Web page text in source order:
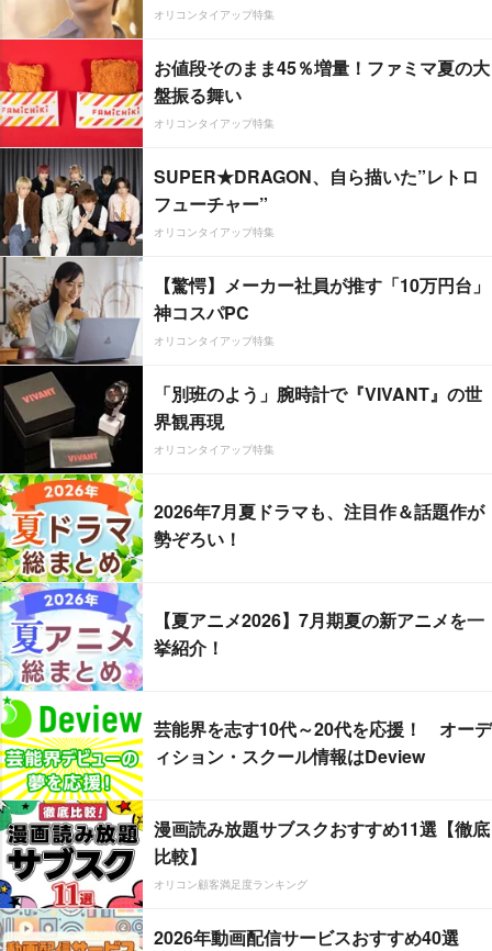
オリコンタイアップ特集
お値段そのまま45％増量！ファミマ夏の大
盤振る舞い
オリコンタイアップ特集
SUPER★DRAGON、自ら描いた”レトロ
フューチャー”
オリコンタイアップ特集
【驚愕】メーカー社員が推す「10万円台」
神コスパPC
オリコンタイアップ特集
「別班のよう」腕時計で『VIVANT』の世
界観再現
オリコンタイアップ特集
2026年7月夏ドラマも、注目作＆話題作が
勢ぞろい！
【夏アニメ2026】7月期夏の新アニメを一
挙紹介！
芸能界を志す10代～20代を応援！ オーデ
ィション・スクール情報はDeview
漫画読み放題サブスクおすすめ11選【徹底
比較】
オリコン顧客満足度ランキング
2026年動画配信サービスおすすめ40選